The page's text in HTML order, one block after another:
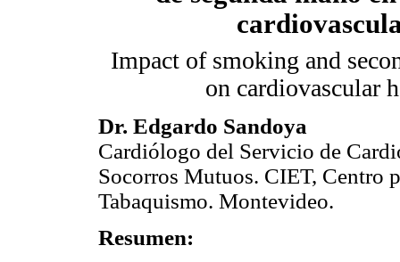
Impact of smoking and
on cardiovascular
Dr. Edgardo Sandoya
Cardiólogo del Servicio de
Socorros Mutuos. CIET, Centro
Tabaquismo. Montevideo.
Resumen: